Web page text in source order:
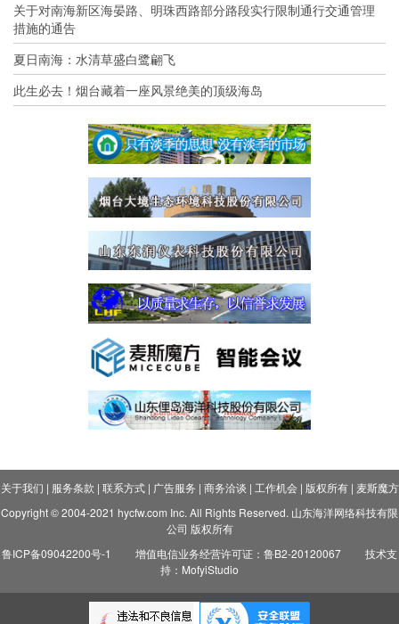
关于对南海新区海晏路、明珠西路部分路段实行限制通行交通管理
措施的通告
夏日南海：水清草盛白鹭翩飞
此生必去！烟台藏着一座风景绝美的顶级海岛
关于我们 | 服务条款 | 联系方式| 广告服务 | 商务洽谈 | 工作机会| 版权所有| 麦斯魔方
Copyright © 2004-2021 hycfw.com Inc. All Rights Reserved. 山东海洋网络科技有限
公司 版权所有
鲁ICP备09042200号-1
增值电信业务经营许可证：鲁B2-20120067
技术支
持：MofyiStudio